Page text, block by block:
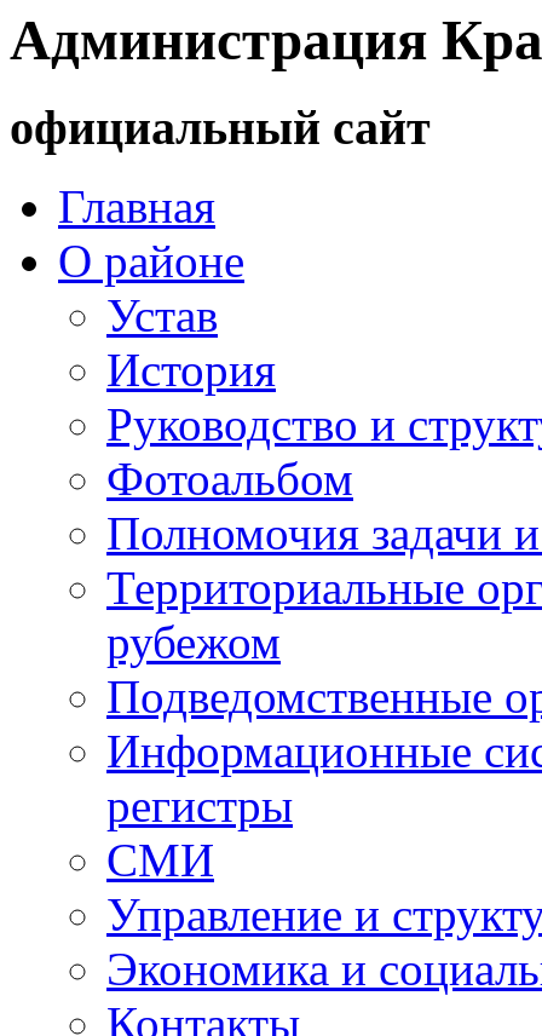
Администрация
официальный сайт
Главная
О районе
Устав
История
Руководство и
Фотоальбом
Полномочия задачи
Территориальные
рубежом
Подведомственные
Информационные
регистры
СМИ
Управление и
Экономика и
Контакты